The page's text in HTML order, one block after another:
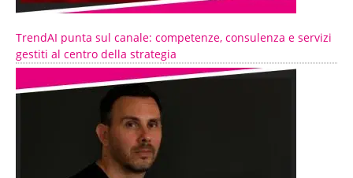
TrendAI punta sul canale: competenze, consulenza e servizi
gestiti al centro della strategia